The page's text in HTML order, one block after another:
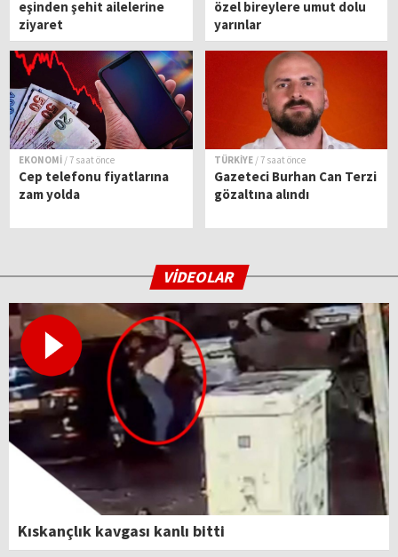
eşinden şehit ailelerine
ziyaret
özel bireylere umut dolu
yarınlar
EKONOMİ / 7 saat önce
Cep telefonu fiyatlarına
zam yolda
TÜRKİYE / 7 saat önce
Gazeteci Burhan Can Terzi
gözaltına alındı
VİDEOLAR
Kıskançlık kavgası kanlı bitti